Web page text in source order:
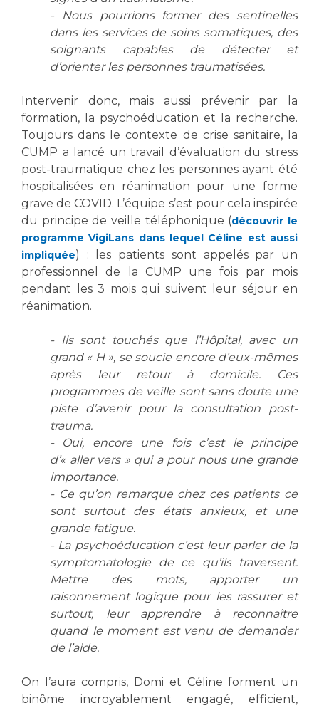
- Nous pourrions former des sentinelles
dans les services de soins somatiques, des
soignants capables de détecter et
d’orienter les personnes traumatisées.
Intervenir donc, mais aussi prévenir par la
formation, la psychoéducation et la recherche.
Toujours dans le contexte de crise sanitaire, la
CUMP a lancé un travail d’évaluation du stress
post-traumatique chez les personnes ayant été
hospitalisées en réanimation pour une forme
grave de COVID. L’équipe s’est pour cela inspirée
du principe de veille téléphonique (découvrir le
programme VigiLans dans lequel Céline est aussi
impliquée) : les patients sont appelés par un
professionnel de la CUMP une fois par mois
pendant les 3 mois qui suivent leur séjour en
réanimation.
- Ils sont touchés que l’Hôpital, avec un
grand « H », se soucie encore d’eux-mêmes
après leur retour à domicile. Ces
programmes de veille sont sans doute une
piste d’avenir pour la consultation post-
trauma.
- Oui, encore une fois c’est le principe
d’« aller vers » qui a pour nous une grande
importance.
- Ce qu’on remarque chez ces patients ce
sont surtout des états anxieux, et une
grande fatigue.
- La psychoéducation c’est leur parler de la
symptomatologie de ce qu’ils traversent.
Mettre des mots, apporter un
raisonnement logique pour les rassurer et
surtout, leur apprendre à reconnaître
quand le moment est venu de demander
de l’aide.
On l’aura compris, Domi et Céline forment un
binôme incroyablement engagé, efficient,